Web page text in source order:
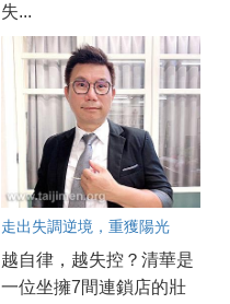
失...
走出失調逆境，重獲陽光
越自律，越失控？清華是
一位坐擁7間連鎖店的壯